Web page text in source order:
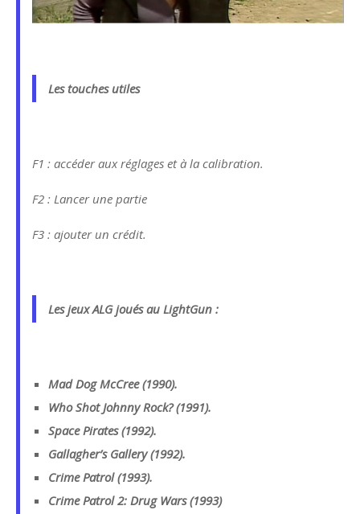
Les touches utiles
F1 : accéder aux réglages et à la calibration.
F2 : Lancer une partie
F3 : ajouter un crédit.
Les jeux ALG joués au LightGun :
Mad Dog McCree (1990).
Who Shot Johnny Rock? (1991).
Space Pirates (1992).
Gallagher’s Gallery (1992).
Crime Patrol (1993).
Crime Patrol 2: Drug Wars (1993)